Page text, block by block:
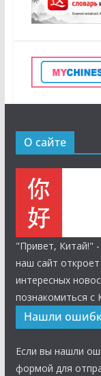
О сайте
"Привет, Китай!"
наш сайт
интересных
познакомиться с
Нашли
Если вы нашли
формой для